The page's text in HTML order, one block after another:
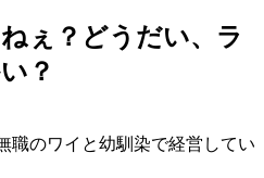
ぇ？どうだい、ラ
？
職のワイと幼馴染で経営してい